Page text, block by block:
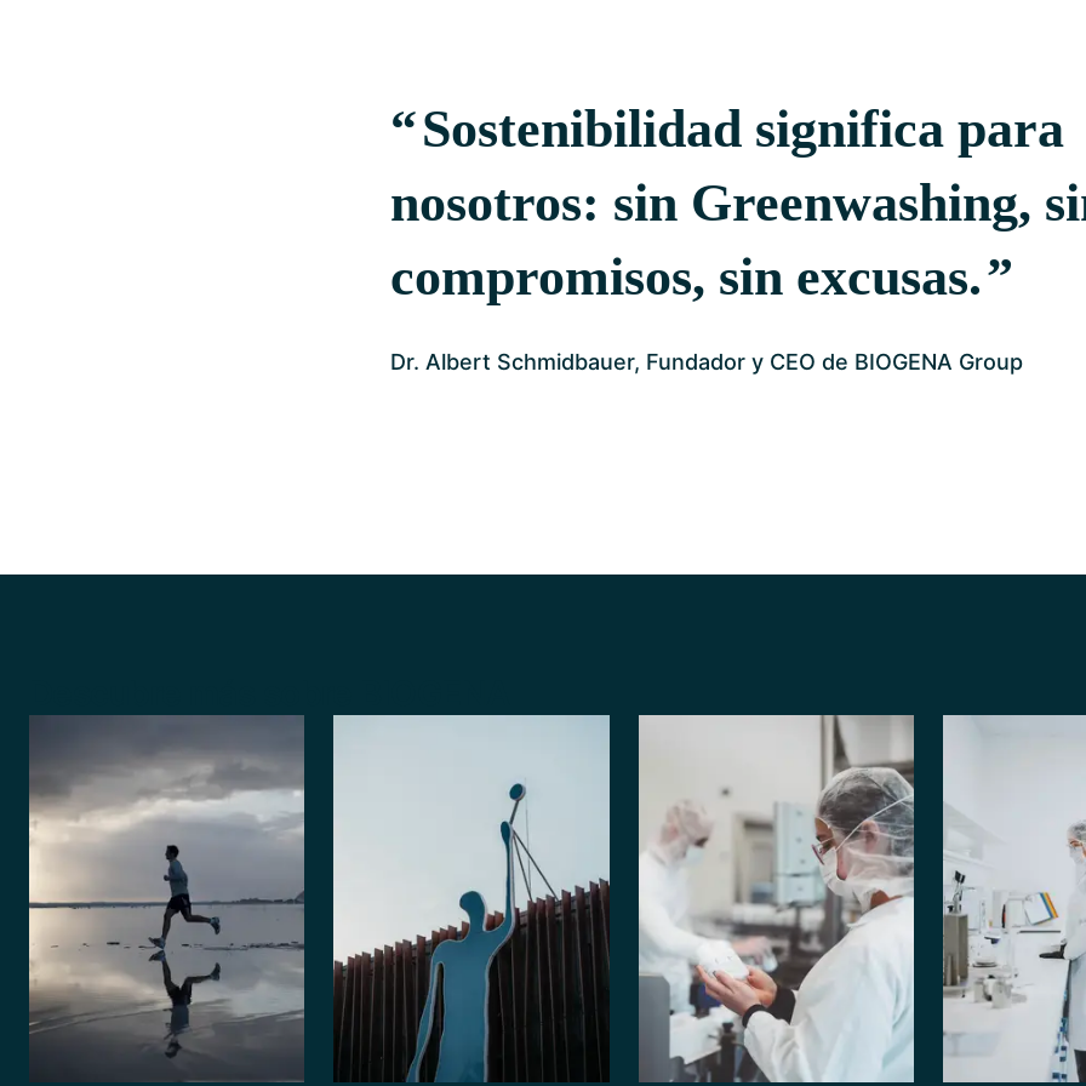
Sostenibilidad significa para
nosotros: sin Greenwashing,
compromisos, sin excusas.
Dr. Albert Schmidbauer, Fundador y CEO de BIOGENA Group